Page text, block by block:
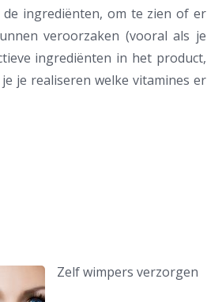
ingrediënten, om te zien of er
veroorzaken (vooral als je
ingrediënten in het product,
je realiseren welke vitamines er
Zelf wimpers verzorgen